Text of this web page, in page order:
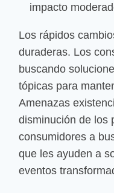
impacto
Los rápidos
duraderas. Los
buscando
tópicas para
Amenazas
disminución de los
consumidores a
que les ayuden a
eventos